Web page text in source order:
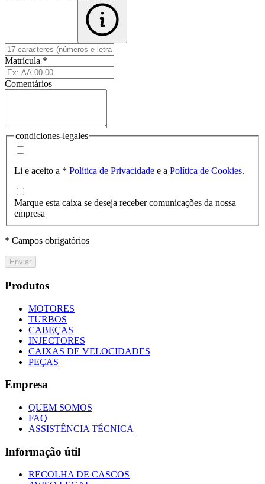
Matrícula *
Comentários
condiciones-legales
Li e aceito a * Política de Privacidade e a Política de Cookies.
Marque esta caixa se deseja receber comunicações da nossa
empresa
* Campos obrigatórios
Enviar
Produtos
MOTORES
TURBOS
CABEÇAS
INJECTORES
CAIXAS DE VELOCIDADES
PEÇAS
Empresa
QUEM SOMOS
FAQ
ASSISTÊNCIA TÉCNICA
Informação útil
RECOLHA DE CASCOS